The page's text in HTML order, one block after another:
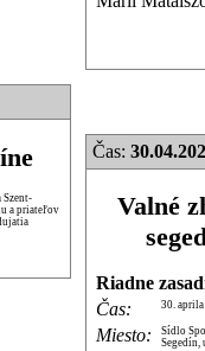
Szent-
a priateľov
Čas:
Valné
Riadne
Čas:
30.
Miesto:
Sídlo
Segedín,